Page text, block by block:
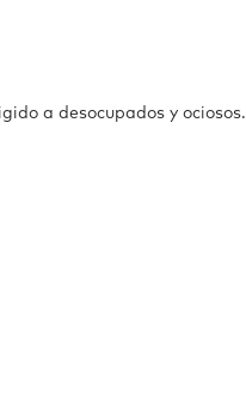
a desocupados y ociosos.